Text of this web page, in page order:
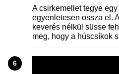
A csirkemellet tegye
egyenletesen ossza el.
keverés nélkül süsse
meg, hogy a húscsíkok
6